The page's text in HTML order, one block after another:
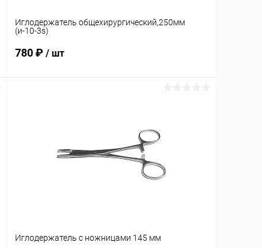
Иглодержатель общехирургический,250мм
(и-10-3s)
780 ₽ / шт
Сравнение
В избранное В наличии
Иглодержатель с ножницами 145 мм